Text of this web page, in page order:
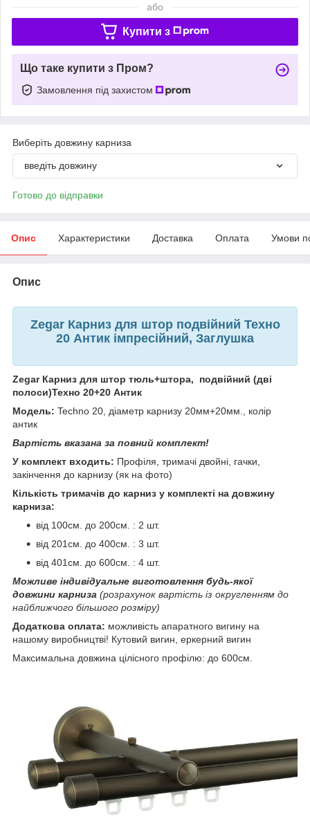
або
Купити з
Що таке купити з Пром?
Замовлення під захистом
Виберіть довжину карниза
введіть довжину
Готово до відправки
Опис Характеристики Доставка Оплата Умови
Опис
Zegar Карниз для штор подвійний Техно
20 Антик імпресійний, Заглушка
Zegar Карниз для штор тюль+штора, подвійний (дві
полоси)Техно 20+20 Антик
Модель: Techno 20, діаметр карнизу 20мм+20мм., колір
антик
Вартість вказана за повний комплект!
У комплект входить: Профіля, тримачі двойні, гачки,
закінчення до карнизу (як на фото)
Кількість тримачів до карниз у комплекті на довжину
карниза:
від 100см. до 200см. : 2 шт.
від 201см. до 400см. : 3 шт.
від 401см. до 600см. : 4 шт.
Можливе індивідуальне виготовлення будь-якої
довжини карниза (розрахунок вартість із округленням до
найближчого більшого розміру)
Додаткова оплата: можливість апаратного вигину на
нашому виробництві! Кутовий вигин, еркерний вигин
Максимальна довжина цілісного профілю: до 600см.